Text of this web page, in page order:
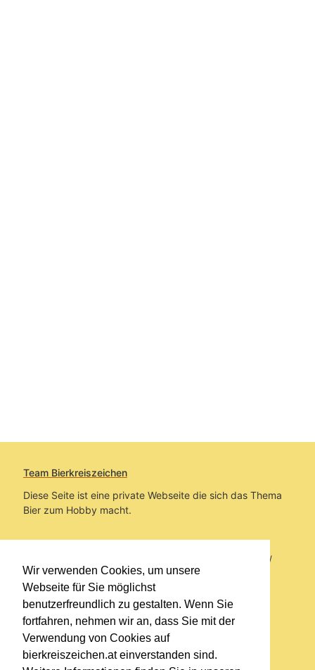
Wir verwenden Cookies, um unsere
Webseite für Sie möglichst
benutzerfreundlich zu gestalten. Wenn Sie
fortfahren, nehmen wir an, dass Sie mit der
Verwendung von Cookies auf
bierkreiszeichen.at einverstanden sind.
Team Bierkreiszeichen
Diese Seite ist eine private Webseite die sich das Thema
Bier zum Hobby macht.
Sie befinden sich auf https://www.bierkreiszeichen.at/
im Pfad:Bierkreiszeichen/Gesammelte Biere
Erstellt: 2026-08-09
Links